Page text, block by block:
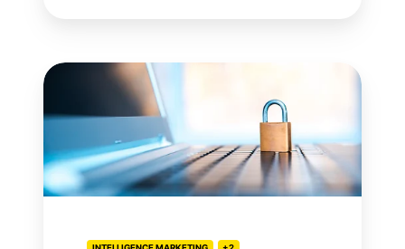
Content
Policy
(CSP):
votre
sécurité